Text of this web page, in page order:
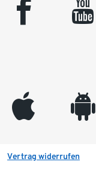
facebook youtube
appleinc android
Vertrag widerrufen